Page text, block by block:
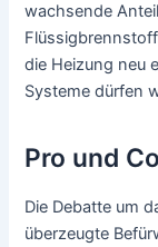
wachsende
die Heizung neu
Systeme dürfen
Pro und
Die Debatte um
überzeugte